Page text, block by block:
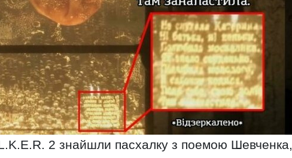
2 знайшли пасхалку з поемою Шевченка,